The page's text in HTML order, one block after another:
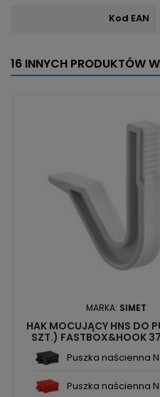
Kod EAN
16 INNYCH PRODUKTÓW
MARKA: SIMET
HAK MOCUJĄCY HNS DO
SZT.) FASTBOX&HOOK
Puszka naścienna
Puszka naścienna